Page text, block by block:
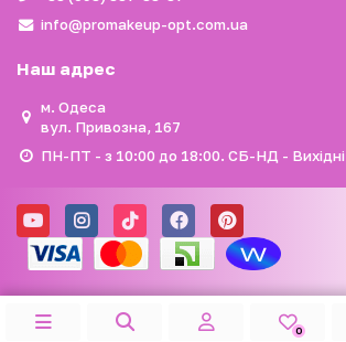
info@promakeup-opt.com.ua
Наш адрес
м. Одеса
вул. Привозна, 167
ПН-ПТ - з 10:00 до 18:00. СБ-НД - Вихідні
0